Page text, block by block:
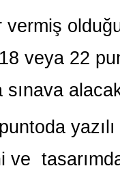
veya 22
sınava
ve